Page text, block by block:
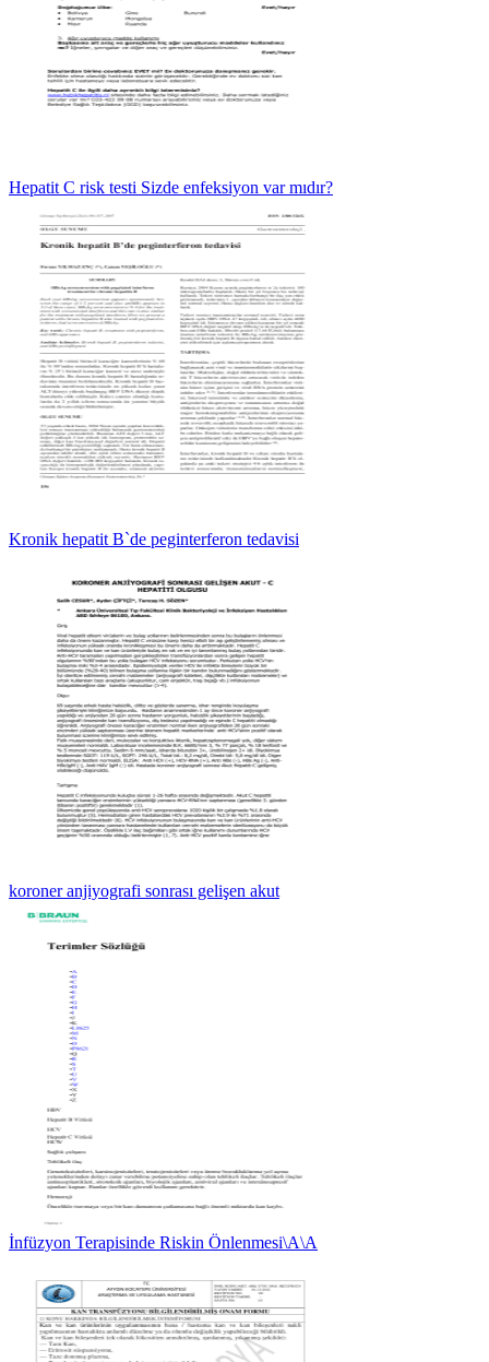
Hepatit C risk testi Sizde enfeksiyon var mıdır?
Kronik hepatit B`de peginterferon tedavisi
koroner anjiyografi sonrası gelişen akut
İnfüzyon Terapisinde Riskin Önlenmesi\A\A